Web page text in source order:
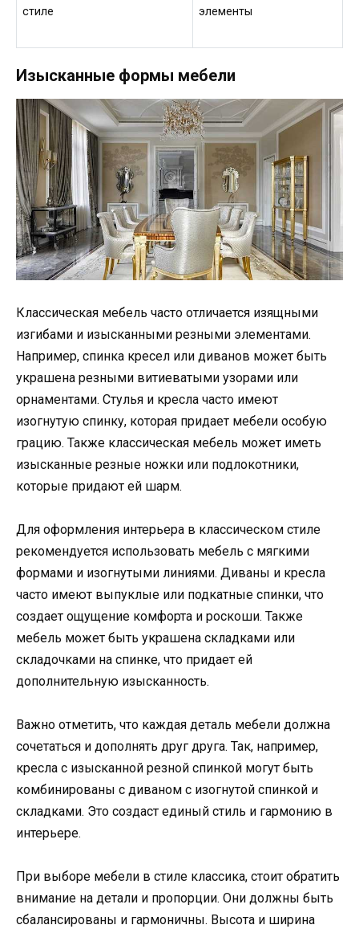
стиле элементы
Изысканные формы мебели
Классическая мебель часто отличается изящными
изгибами и изысканными резными элементами.
Например, спинка кресел или диванов может быть
украшена резными витиеватыми узорами или
орнаментами. Стулья и кресла часто имеют
изогнутую спинку, которая придает мебели особую
грацию. Также классическая мебель может иметь
изысканные резные ножки или подлокотники,
которые придают ей шарм.
Для оформления интерьера в классическом стиле
рекомендуется использовать мебель с мягкими
формами и изогнутыми линиями. Диваны и кресла
часто имеют выпуклые или подкатные спинки, что
создает ощущение комфорта и роскоши. Также
мебель может быть украшена складками или
складочками на спинке, что придает ей
дополнительную изысканность.
Важно отметить, что каждая деталь мебели должна
сочетаться и дополнять друг друга. Так, например,
кресла с изысканной резной спинкой могут быть
комбинированы с диваном с изогнутой спинкой и
складками. Это создаст единый стиль и гармонию в
интерьере.
При выборе мебели в стиле классика, стоит обратить
внимание на детали и пропорции. Они должны быть
сбалансированы и гармоничны. Высота и ширина